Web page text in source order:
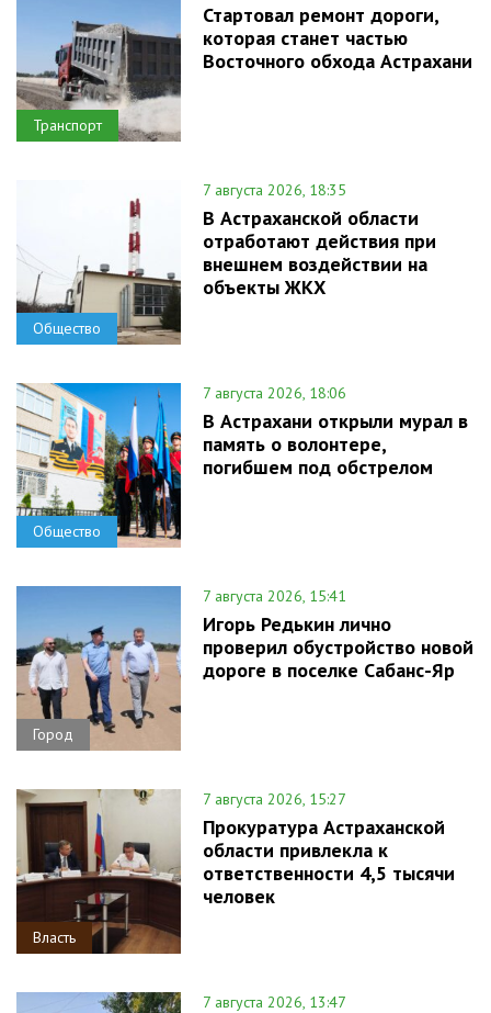
Транспорт
Стартовал ремонт дороги,
которая станет частью
Восточного обхода Астрахани
Общество
7 августа 2026, 18:35
В Астраханской области
отработают действия при
внешнем воздействии на
объекты ЖКХ
Общество
7 августа 2026, 18:06
В Астрахани открыли мурал в
память о волонтере,
погибшем под обстрелом
Город
7 августа 2026, 15:41
Игорь Редькин лично
проверил обустройство новой
дороге в поселке Сабанс-Яр
Власть
7 августа 2026, 15:27
Прокуратура Астраханской
области привлекла к
ответственности 4,5 тысячи
человек
7 августа 2026, 13:47